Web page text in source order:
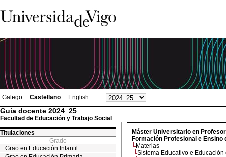
Galego Castellano English
Guia docente 2024_25
Facultad de Educación y Trabajo Social
Titulaciones
Grado
Grao en Educación Infantil
Máster Universitario en
Formación Profesional e
Materias
Sistema Educativo e Educación